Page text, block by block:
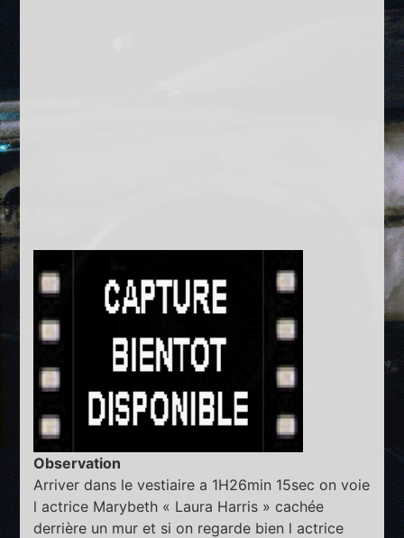
Observation
Arriver dans le vestiaire a 1H26min 15sec on voie
l actrice Marybeth « Laura Harris » cachée
derrière un mur et si on regarde bien l actrice